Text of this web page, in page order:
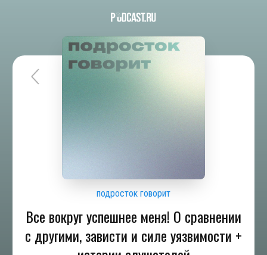
подросток говорит
Все вокруг успешнее меня! О сравнении
с другими, зависти и силе уязвимости +